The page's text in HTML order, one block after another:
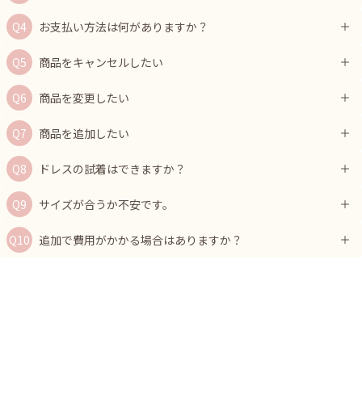
お支払い方法は何がありますか？
商品をキャンセルしたい
商品を変更したい
商品を追加したい
ドレスの試着はできますか？
サイズが合うか不安です。
追加で費用がかかる場合はありますか？